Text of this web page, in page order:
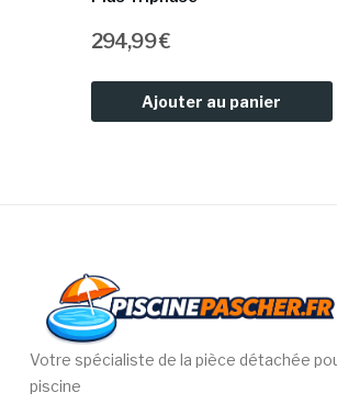
294,99 €
Ajouter au panier
Votre spécialiste de la pièce détachée
piscine